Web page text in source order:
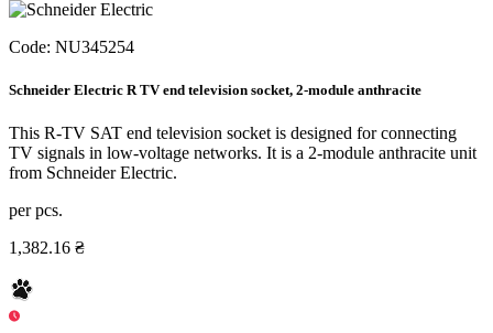
Code: NU345254
Schneider Electric R TV end television socket, 2-module anthracite
This R-TV SAT end television socket is designed for connecting
TV signals in low-voltage networks. It is a 2-module anthracite unit
from Schneider Electric.
per pcs.
1,382.16 ₴